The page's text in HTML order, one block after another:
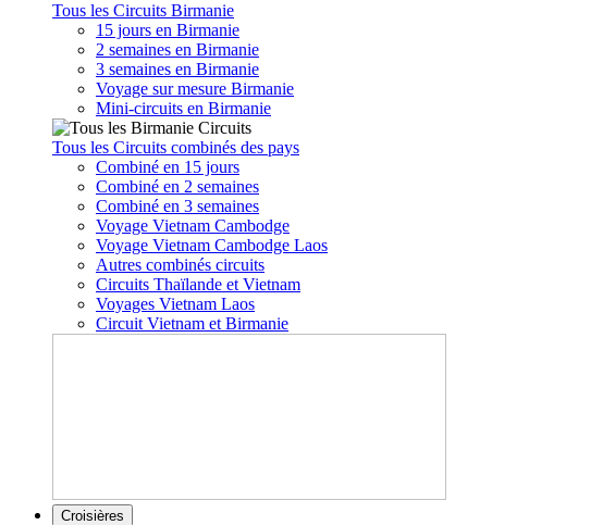
Tous les Circuits Birmanie
15 jours en Birmanie
2 semaines en Birmanie
3 semaines en Birmanie
Voyage sur mesure Birmanie
Mini-circuits en Birmanie
Tous les Circuits combinés des pays
Combiné en 15 jours
Combiné en 2 semaines
Combiné en 3 semaines
Voyage Vietnam Cambodge
Voyage Vietnam Cambodge Laos
Autres combinés circuits
Circuits Thaïlande et Vietnam
Voyages Vietnam Laos
Circuit Vietnam et Birmanie
Croisières